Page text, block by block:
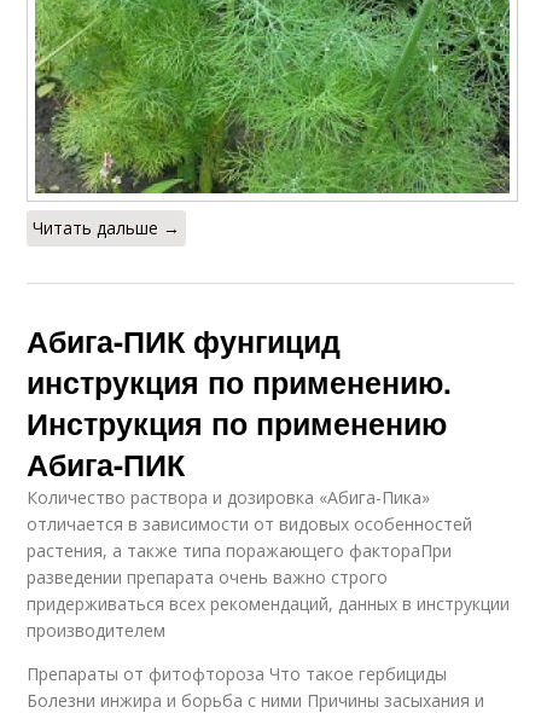
Читать дальше →
Абига-ПИК фунгицид
инструкция по применению.
Инструкция по применению
Абига-ПИК
Количество раствора и дозировка «Абига-Пика»
отличается в зависимости от видовых особенностей
растения, а также типа поражающего фактораПри
разведении препарата очень важно строго
придерживаться всех рекомендаций, данных в инструкции
производителем
Препараты от фитофтороза Что такое гербициды
Болезни инжира и борьба с ними Причины засыхания и